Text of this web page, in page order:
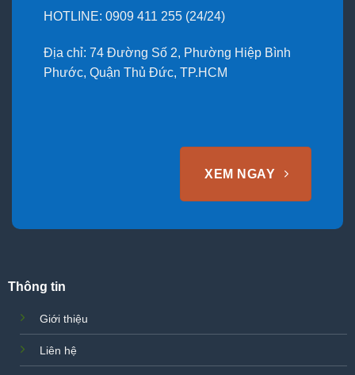
HOTLINE: 0909 411 255 (24/24)
Địa chỉ: 74 Đường Số 2, Phường Hiệp Bình
Phước, Quận Thủ Đức, TP.HCM
XEM NGAY
Thông tin
Giới thiệu
Liên hệ